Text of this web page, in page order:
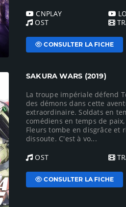
CNPLAY
OST
CONSULTER LA FICHE
SAKURA WARS (2019)
La troupe impériale défend
des démons dans cette
extraordinaire. Soldats en
comédiens en temps de
Fleurs tombe en disgrâce et
dissoute. C'est à vo...
OST
CONSULTER LA FICHE